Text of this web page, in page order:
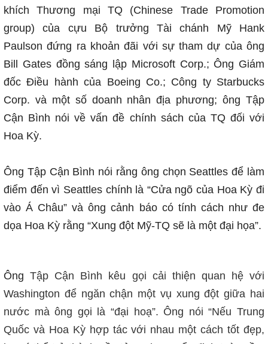
khích Thương mại TQ (Chinese Trade Promotion
group) của cựu Bộ trưởng Tài chánh Mỹ Hank
Paulson đứng ra khoản đãi với sự tham dự của ông
Bill Gates đồng sáng lập Microsoft Corp.; Ông Giám
đốc Điều hành của Boeing Co.; Công ty Starbucks
Corp. và một số doanh nhân địa phương; ông Tập
Cận Bình nói về vấn đề chính sách của TQ đối với
Hoa Kỳ.
Ông Tập Cận Bình nói rằng ông chọn Seattles để làm
điểm đến vì Seattles chính là “Cửa ngõ của Hoa Kỳ đi
vào Á Châu” và ông cảnh báo có tính cách như đe
dọa Hoa Kỳ rằng “Xung đột Mỹ-TQ sẽ là một đại họa”.
ÔngTập Cận Bình kêu gọi cải thiện quan hệ với
Washington để ngăn chận một vụ xung đột giữa hai
nước mà ông gọi là “đại hoạ”. Ông nói “Nếu Trung
Quốc và Hoa Kỳ hợp tác với nhau một cách tốt đẹp,